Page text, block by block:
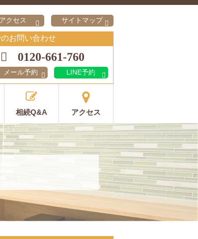
アクセス サイトマップ
お問い合わせ
0120-661-760
メール予約 LINE予約
相続Q&A アクセス